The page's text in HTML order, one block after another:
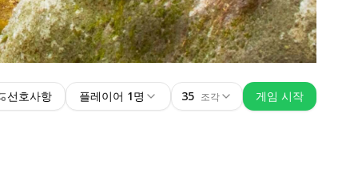
선호사항 플레이어 1명 35 조각 게임 시작